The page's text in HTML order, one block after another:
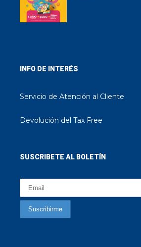
INFO DE INTERÉS
Servicio de Atención al Cliente
Devolución del Tax Free
SUSCRIBETE AL BOLETÍN